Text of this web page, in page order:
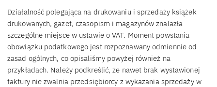
Działalność polegająca na drukowaniu i sprzedaży książek
drukowanych, gazet, czasopism i magazynów znalazła
szczególne miejsce w ustawie o VAT. Moment powstania
obowiązku podatkowego jest rozpoznawany odmiennie od
zasad ogólnych, co opisaliśmy powyżej również na
przykładach. Należy podkreślić, że nawet brak wystawionej
faktury nie zwalnia przedsiębiorcy z wykazania sprzedaży w